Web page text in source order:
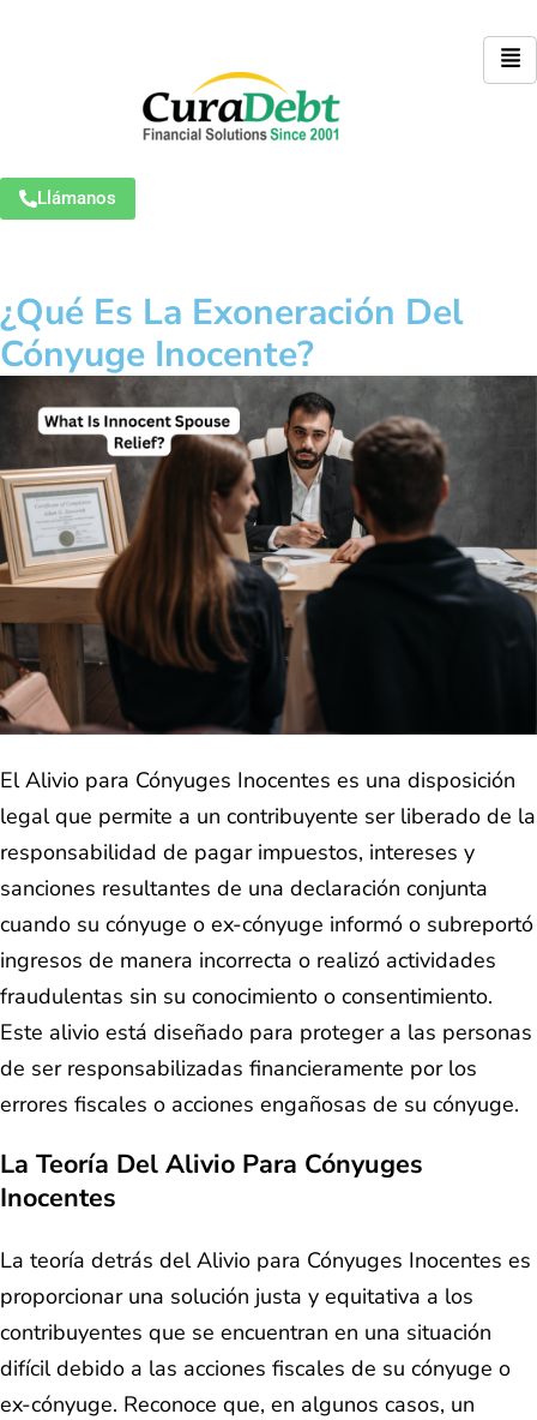
Llámanos
¿Qué Es La Exoneración Del
Cónyuge Inocente?
El Alivio para Cónyuges Inocentes es una disposición
legal que permite a un contribuyente ser liberado de la
responsabilidad de pagar impuestos, intereses y
sanciones resultantes de una declaración conjunta
cuando su cónyuge o ex-cónyuge informó o subreportó
ingresos de manera incorrecta o realizó actividades
fraudulentas sin su conocimiento o consentimiento.
Este alivio está diseñado para proteger a las personas
de ser responsabilizadas financieramente por los
errores fiscales o acciones engañosas de su cónyuge.
La Teoría Del Alivio Para Cónyuges
Inocentes
La teoría detrás del Alivio para Cónyuges Inocentes es
proporcionar una solución justa y equitativa a los
contribuyentes que se encuentran en una situación
difícil debido a las acciones fiscales de su cónyuge o
ex-cónyuge. Reconoce que, en algunos casos, un